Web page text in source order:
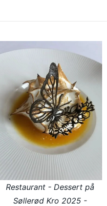
Restaurant - Dessert på
Søllerød Kro 2025 -